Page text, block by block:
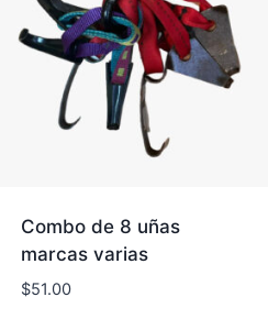
Combo de 8 uñas
marcas varias
$51.00